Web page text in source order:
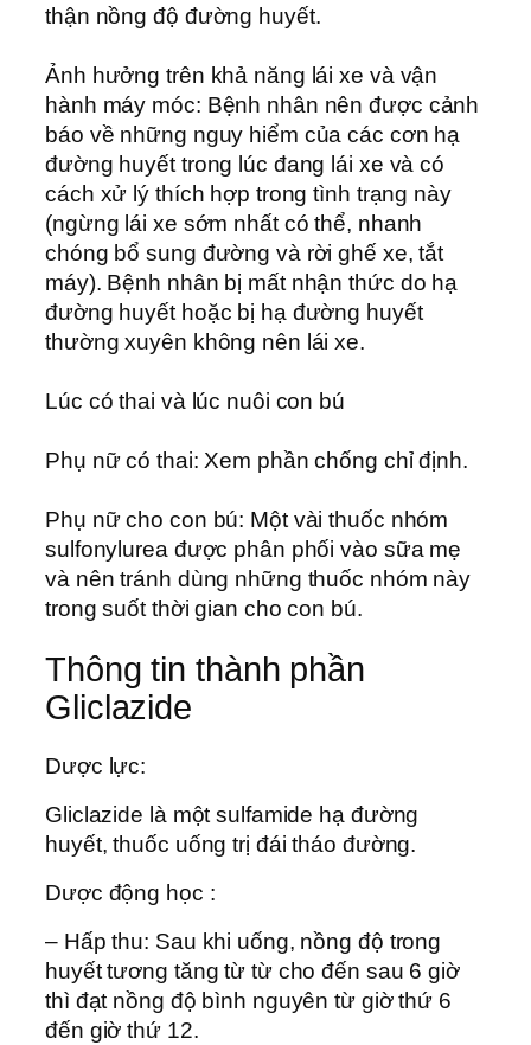
thận nồng độ đường huyết.
Ảnh hưởng trên khả năng lái xe và vận
hành máy móc: Bệnh nhân nên được cảnh
báo về những nguy hiểm của các cơn hạ
đường huyết trong lúc đang lái xe và có
cách xử lý thích hợp trong tình trạng này
(ngừng lái xe sớm nhất có thể, nhanh
chóng bổ sung đường và rời ghế xe, tắt
máy). Bệnh nhân bị mất nhận thức do hạ
đường huyết hoặc bị hạ đường huyết
thường xuyên không nên lái xe.
Lúc có thai và lúc nuôi con bú
Phụ nữ có thai: Xem phần chống chỉ định.
Phụ nữ cho con bú: Một vài thuốc nhóm
sulfonylurea được phân phối vào sữa mẹ
và nên tránh dùng những thuốc nhóm này
trong suốt thời gian cho con bú.
Thông tin thành phần
Gliclazide
Dược lực:
Gliclazide là một sulfamide hạ đường
huyết, thuốc uống trị đái tháo đường.
Dược động học :
– Hấp thu: Sau khi uống, nồng độ trong
huyết tương tăng từ từ cho đến sau 6 giờ
thì đạt nồng độ bình nguyên từ giờ thứ 6
đến giờ thứ 12.